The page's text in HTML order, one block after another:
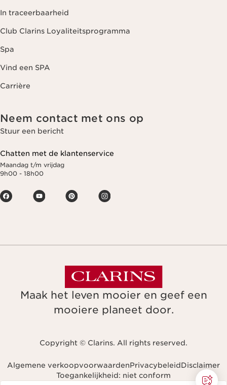
In traceerbaarheid
Club Clarins Loyaliteitsprogramma
Spa
Vind een SPA
Carrière
Neem contact met ons op
Stuur een bericht
Chatten met de klantenservice
Maandag t/m vrijdag
9h00 - 18h00
Maak het leven mooier en geef een
mooiere planeet door.
Copyright © Clarins. All rights reserved.
Algemene verkoopvoorwaardenPrivacybeleidDisclaimer
Toegankelijkheid: niet conform
Navigeren naar